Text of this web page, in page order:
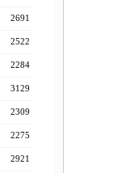
2691
2522
2284
3129
2309
2275
2921